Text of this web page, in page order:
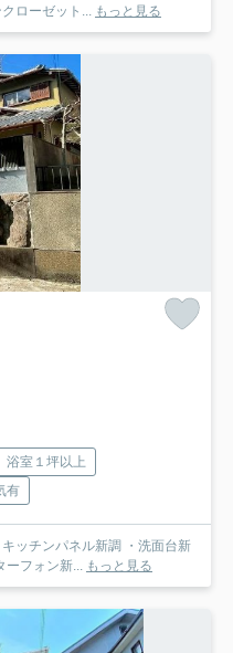
ローゼット... もっと見る
浴室１坪以上
有
ッチンパネル新調 ・洗面台新
ーフォン新... もっと見る